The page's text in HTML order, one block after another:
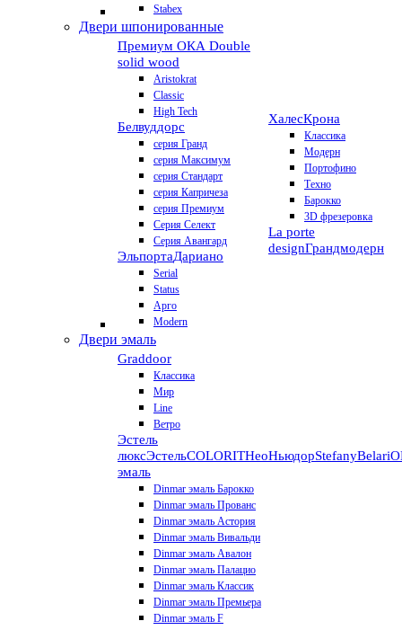
Stabex
Двери шпонированные
Премиум ОКА Double
solid wood
Aristokrat
Classic
High Tech
Белвуддорс
серия Гранд
серия Максимум
серия Стандарт
серия Капричеза
серия Премиум
Серия Селект
Серия Авангард
ЭльпортаДариано
Serial
Status
Арго
Modern
ХалесКрона
Классика
Модерн
Портофино
Техно
Барокко
3D фрезеровка
La porte
designГрандмодерн
Двери эмаль
Graddoor
Классика
Мир
Line
Ветро
Эстель
люксЭстельCOLORITНеоНьюдорStefanyBelari
эмаль
Dinmar эмаль Барокко
Dinmar эмаль Прованс
Dinmar эмаль Астория
Dinmar эмаль Вивальди
Dinmar эмаль Авалон
Dinmar эмаль Палацио
Dinmar эмаль Классик
Dinmar эмаль Премьера
Dinmar эмаль F